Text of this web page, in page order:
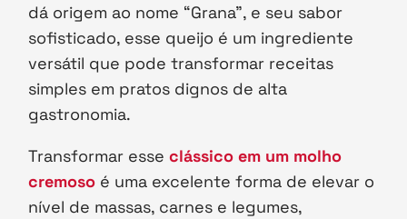
dá origem ao nome “Grana”, e seu sabor
sofisticado, esse queijo é um ingrediente
versátil que pode transformar receitas
simples em pratos dignos de alta
gastronomia.
Transformar esseclássico em um molho
cremoso é uma excelente forma de elevar o
nível de massas, carnes e legumes,